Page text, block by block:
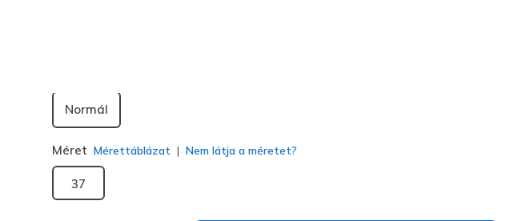
Normál
Méret Mérettáblázat Nem látja a méretet?
37